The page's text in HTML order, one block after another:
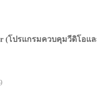
(โปรแกรมควบคุมวีดิโอแ